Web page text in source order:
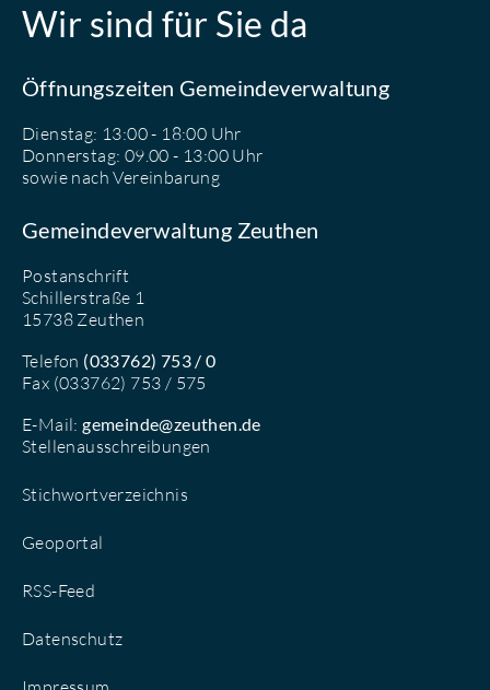
Wir sind für Sie da
Öffnungszeiten Gemeindeverwaltung
Dienstag: 13:00 - 18:00 Uhr
Donnerstag: 09.00 - 13:00 Uhr
sowie nach Vereinbarung
Gemeindeverwaltung Zeuthen
Postanschrift
Schillerstraße 1
15738 Zeuthen
Telefon (033762) 753 / 0
Fax (033762) 753 / 575
E-Mail:gemeinde@zeuthen.de
Stellenausschreibungen
Stichwortverzeichnis
Geoportal
RSS-Feed
Datenschutz